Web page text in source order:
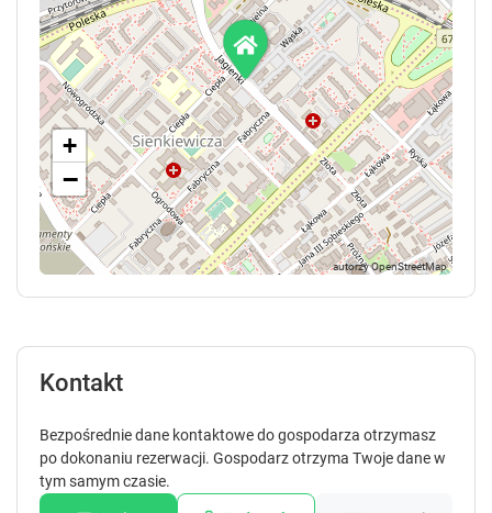
+
−
Kontakt
Bezpośrednie dane kontaktowe do gospodarza otrzymasz
po dokonaniu rezerwacji. Gospodarz otrzyma Twoje dane w
tym samym czasie.